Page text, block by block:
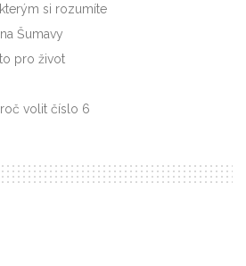
si rozumíte
Šumavy
pro život
volit číslo 6